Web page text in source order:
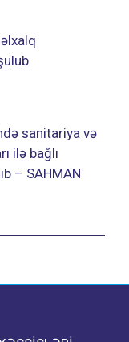
sanitariya və
ilə bağlı
– SAHMAN